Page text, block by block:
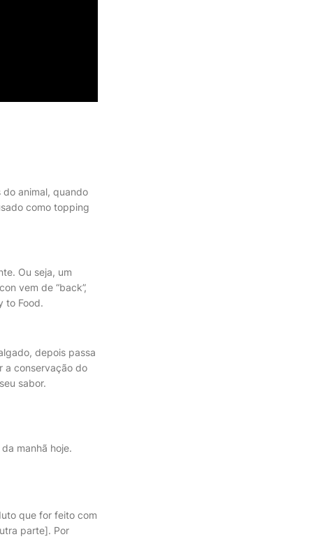
animal, quando
como topping
Ou seja, um
vem de “back”,
to Food.
depois passa
a conservação do
sabor.
manhã hoje.
que for feito com
parte]. Por